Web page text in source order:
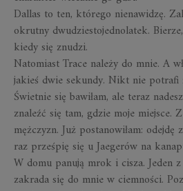
Dallas to ten, którego nienawidzę.
okrutny dwudziestojednolatek.
kiedy się znudzi.
Natomiast Trace należy do mnie. A
jakieś dwie sekundy. Nikt nie potrafi
Świetnie się bawiłam, ale teraz
znaleźć się tam, gdzie moje miejsce.
mężczyzn. Już postanowiłam:
raz prześpię się u Jaegerów na
W domu panują mrok i cisza. Jeden
zakrada się do mnie w ciemności.